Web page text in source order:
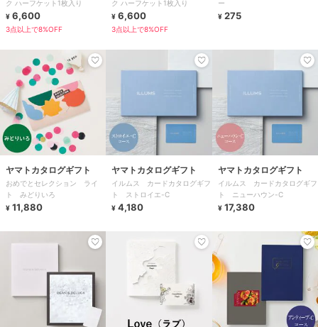
ク ハーフケット1枚入り
¥ 6,600
3点以上で8%OFF
ク ハーフケット1枚入り
¥ 6,600
3点以上で8%OFF
ー
¥ 275
ヤマトカタログギフト
おめでとセレクション ライ
ト みどりいろ
¥ 11,880
ヤマトカタログギフト
イルムス カードカタログギフ
ト ストロイエ-C
¥ 4,180
ヤマトカタログギフト
イルムス カードカタログギフ
ト ニューハウン-C
¥ 17,380